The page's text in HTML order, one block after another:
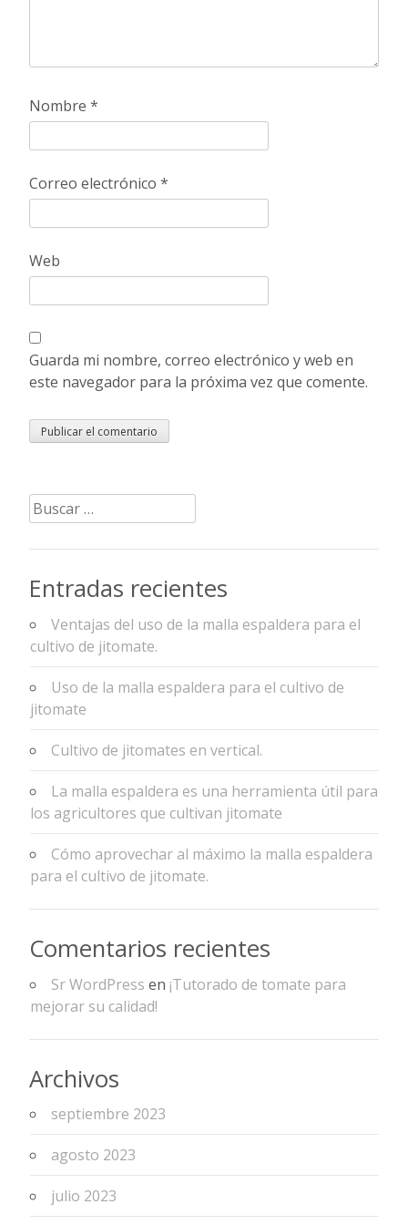
Nombre *
Correo electrónico *
Web
Guarda mi nombre, correo electrónico y web en
este navegador para la próxima vez que comente.
Buscar:
Entradas recientes
Ventajas del uso de la malla espaldera para el
cultivo de jitomate.
Uso de la malla espaldera para el cultivo de
jitomate
Cultivo de jitomates en vertical.
La malla espaldera es una herramienta útil para
los agricultores que cultivan jitomate
Cómo aprovechar al máximo la malla espaldera
para el cultivo de jitomate.
Comentarios recientes
Sr WordPress en ¡Tutorado de tomate para
mejorar su calidad!
Archivos
septiembre 2023
agosto 2023
julio 2023